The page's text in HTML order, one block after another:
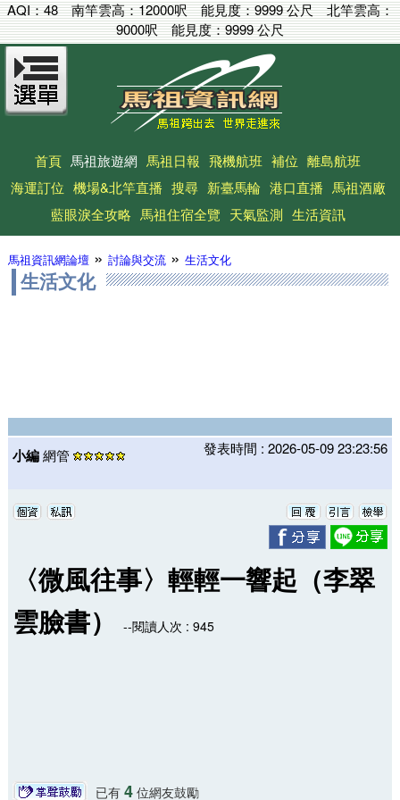
AQI：48 南竿雲高：12000呎能見度：9999 公尺北竿雲高：
9000呎能見度：9999 公尺
首頁 馬祖旅遊網 馬祖日報 飛機航班 補位 離島航班
海運訂位 機場&北竿直播 搜尋 新臺馬輪 港口直播 馬祖酒廠
藍眼淚全攻略 馬祖住宿全覽 天氣監測 生活資訊
馬祖資訊網論壇» 討論與交流» 生活文化
生活文化
小編網管 發表時間 : 2026-05-09 23:23:56
〈微風往事〉輕輕一響起（李翠
雲臉書）
--閱讀人次 : 945
已有 4位網友鼓勵